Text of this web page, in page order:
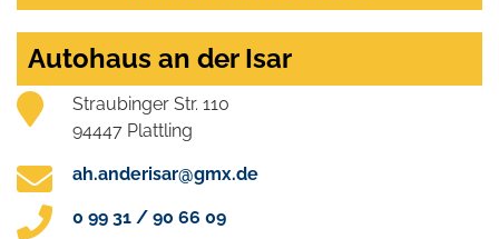
Autohaus an der Isar
Straubinger Str. 110
94447 Plattling
ah.anderisar@gmx.de
0 99 31 / 90 66 09